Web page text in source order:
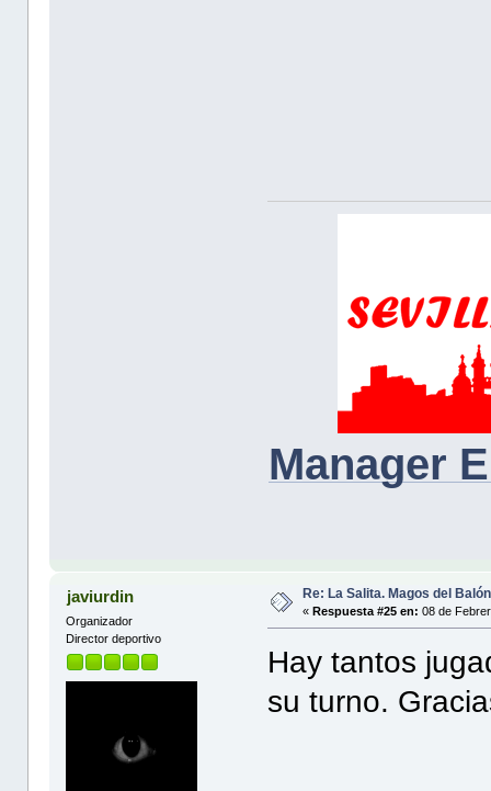
Manager
javiurdin
Organizador
Director deportivo
Re: La Salita. Magos del Balón
«Respuesta #25 en: 08 de
Hay tantos
su turno.